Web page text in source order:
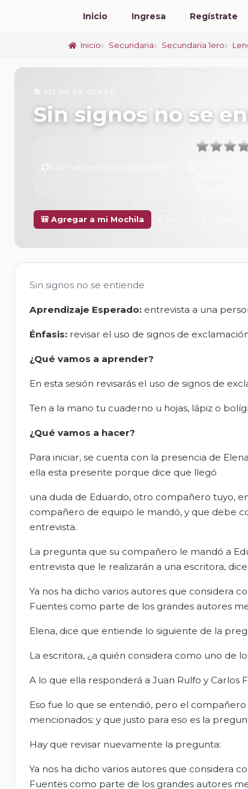
Inicio Ingresa Regístrate
Inicio Secundaria Secundaria 1ero
📚 FICHA DE CLASE
Sin signos no se
🎒 Agregar a mi Mochila
Sin signos no se entiende
Aprendizaje Esperado: entrevista a una
Énfasis: revisar el uso de signos de
¿Qué vamos a aprender?
En esta sesión revisarás el uso de signos de
Ten a la mano tu cuaderno u hojas, lápiz o
¿Qué vamos a hacer?
Para iniciar, se cuenta con la presencia de
ella esta presente porque dice que llegó
una duda de Eduardo, otro compañero tuyo,
compañero de equipo le mandó, y que debe
entrevista.
La pregunta que su compañero le mandó a
entrevista que le realizarán a una escritora, dice
Ya nos ha dicho varios autores que considera
Fuentes como parte de los grandes autores
Elena, dice que entiende lo siguiente de la
La escritora, ¿a quién considera como uno de
A lo que ella responderá a Juan Rulfo y Carlos
Eso fue lo que se entendió, pero el
mencionados; y que justo para eso es la
Hay que revisar nuevamente la pregunta:
Ya nos ha dicho varios autores que considera
Fuentes como parte de los grandes autores